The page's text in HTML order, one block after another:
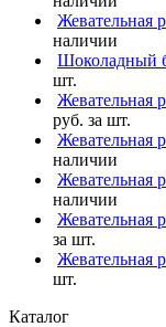
Жевательная
наличии
Шоколадный
шт.
Жевательная
руб. за шт.
Жевательная
наличии
Жевательная
наличии
Жевательная
за шт.
Жевательная
шт.
Каталог